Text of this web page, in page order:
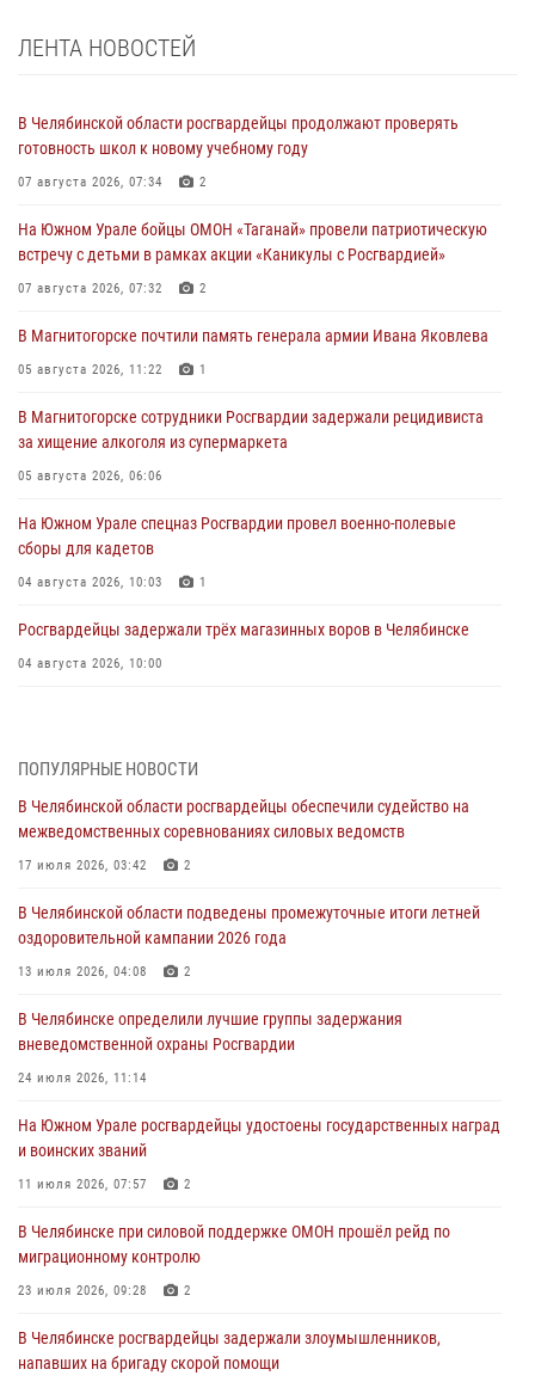
ЛЕНТА НОВОСТЕЙ
В Челябинской области росгвардейцы продолжают проверять
готовность школ к новому учебному году
07 августа 2026, 07:34 2
На Южном Урале бойцы ОМОН «Таганай» провели патриотическую
встречу с детьми в рамках акции «Каникулы с Росгвардией»
07 августа 2026, 07:32 2
В Магнитогорске почтили память генерала армии Ивана Яковлева
05 августа 2026, 11:22 1
В Магнитогорске сотрудники Росгвардии задержали рецидивиста
за хищение алкоголя из супермаркета
05 августа 2026, 06:06
На Южном Урале спецназ Росгвардии провел военно-полевые
сборы для кадетов
04 августа 2026, 10:03 1
Росгвардейцы задержали трёх магазинных воров в Челябинске
04 августа 2026, 10:00
03 августа 2026, 11:41
В Челябинской области росгвардейцами по горячим следам
задержан подозреваемый в грабеже
03 августа 2026, 11:25
Росгвардейцы обеспечили безопасность празднования Дня ВДВ на
Южном Урале
03 августа 2026, 09:22
Авиация Росгвардии совершила более 250 санитарных вылетов в
Донецкой Народной Республике
31 июля 2026, 11:33
ПОПУЛЯРНЫЕ НОВОСТИ
В Челябинской области росгвардейцы обеспечили судейство на
межведомственных соревнованиях силовых ведомств
17 июля 2026, 03:42 2
В Челябинской области подведены промежуточные итоги летней
оздоровительной кампании 2026 года
13 июля 2026, 04:08 2
В Челябинске определили лучшие группы задержания
вневедомственной охраны Росгвардии
24 июля 2026, 11:14
На Южном Урале росгвардейцы удостоены государственных наград
и воинских званий
11 июля 2026, 07:57 2
В Челябинске при силовой поддержке ОМОН прошёл рейд по
миграционному контролю
23 июля 2026, 09:28 2
В Челябинске росгвардейцы задержали злоумышленников,
напавших на бригаду скорой помощи